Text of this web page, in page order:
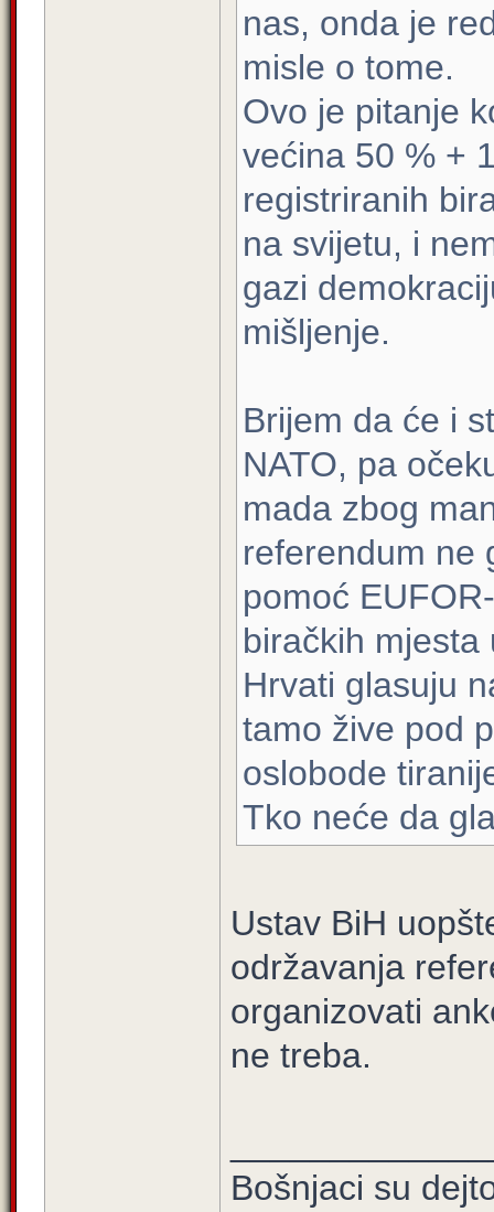
nas, onda je
misle o tome.
Ovo je pitanje
većina 50 % +
registriranih
na svijetu, i
gazi
mišljenje.
Brijem da će i
NATO, pa
mada zbog
referendum ne
pomoć
biračkih mjesta
Hrvati glasuju
tamo žive pod
oslobode
Tko neće da
Ustav BiH
održavanja
organizovati
ne treba.
Bošnjaci su